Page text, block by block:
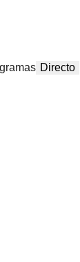
Directo